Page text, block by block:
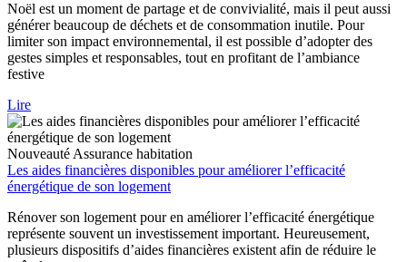
Noël est un moment de partage et de convivialité, mais il peut aussi
générer beaucoup de déchets et de consommation inutile. Pour
limiter son impact environnemental, il est possible d’adopter des
gestes simples et responsables, tout en profitant de l’ambiance
festive
Lire
Nouveauté Assurance habitation
Les aides financières disponibles pour améliorer l’efficacité
énergétique de son logement
Rénover son logement pour en améliorer l’efficacité énergétique
représente souvent un investissement important. Heureusement,
plusieurs dispositifs d’aides financières existent afin de réduire le